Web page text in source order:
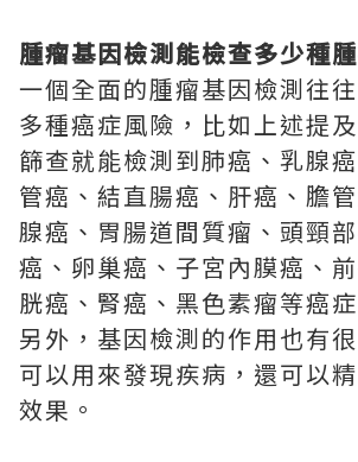
腫瘤基因檢測能檢查多少種
一個全面的腫瘤基因檢測往
多種癌症風險，比如上述提
篩查就能檢測到肺癌、乳腺
管癌、結直腸癌、肝癌、膽
腺癌、胃腸道間質瘤、頭頸
癌、卵巢癌、子宮內膜癌、
胱癌、腎癌、黑色素瘤等癌
另外，基因檢測的作用也有
可以用來發現疾病，還可以
效果。